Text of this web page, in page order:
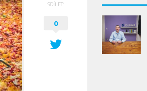
SDÍLET:
0